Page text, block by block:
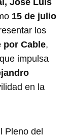
15 de julio
los
por Cable,
impulsa
en la
Pleno del